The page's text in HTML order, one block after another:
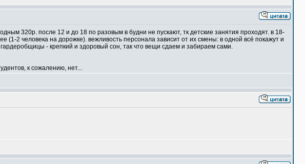
320р. после 12 и до 18 по разовым в будни не пускают, тк детские занятия проходят. в 18-
(1-2 человека на дорожке). вежливость персонала зависит от их смены: в одной всё покажут и
- крепкий и здоровый сон, так что вещи сдаем и забираем сами.
к сожалению, нет...